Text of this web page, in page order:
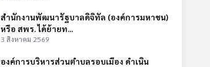
สำนักงานพัฒนารัฐบาลดิจิทัล (องค์การมหาชน)
หรือ สพร. ได้ย้ายท...
3 สิงหาคม 2569
องค์การบริหารส่วนตำบลรอบเมือง ดำเนิน